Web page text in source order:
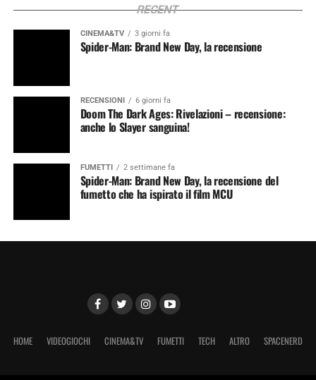
RECENT
CINEMA&TV 3 giorni fa
Spider-Man: Brand New Day, la recensione
RECENSIONI 6 giorni fa
Doom The Dark Ages: Rivelazioni – recensione:
anche lo Slayer sanguina!
FUMETTI 2 settimane fa
Spider-Man: Brand New Day, la recensione del
fumetto che ha ispirato il film MCU
HOME VIDEOGIOCHI CINEMA&TV FUMETTI TECH ALTRO SPACENERD